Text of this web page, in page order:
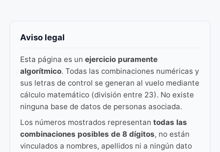
Aviso legal
Esta página es un ejercicio puramente
algorítmico. Todas las combinaciones numéricas y
sus letras de control se generan al vuelo mediante
cálculo matemático (división entre 23). No existe
ninguna base de datos de personas asociada.
Los números mostrados representan todas las
combinaciones posibles de 8 dígitos, no están
vinculados a nombres, apellidos ni a ningún dato